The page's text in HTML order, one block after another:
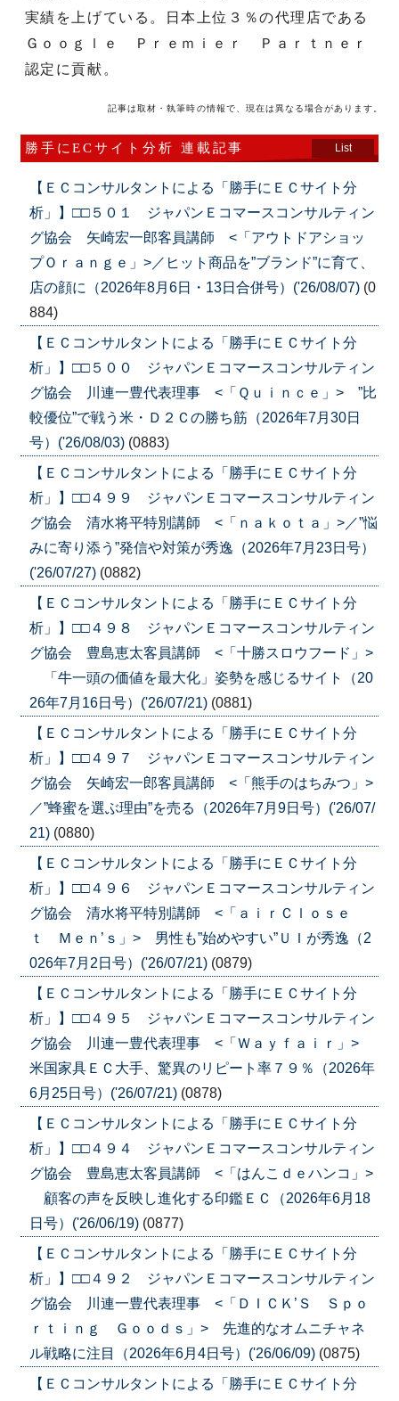
実績を上げている。日本上位３％の代理店である
Ｇｏｏｇｌｅ Ｐｒｅｍｉｅｒ Ｐａｒｔｎｅｒ
認定に貢献。
記事は取材・執筆時の情報で、現在は異なる場合があります。
勝手にECサイト分析 連載記事 List
【ＥＣコンサルタントによる「勝手にＥＣサイト分
析」】□□５０１ ジャパンＥコマースコンサルティン
グ協会 矢崎宏一郎客員講師 <「アウトドアショッ
プＯｒａｎｇｅ」>／ヒット商品を”ブランド”に育て、
店の顔に（2026年8月6日・13日合併号）('26/08/07) (0
884)
【ＥＣコンサルタントによる「勝手にＥＣサイト分
析」】□□５００ ジャパンＥコマースコンサルティン
グ協会 川連一豊代表理事 <「Ｑｕｉｎｃｅ」> ”比
較優位”で戦う米・Ｄ２Ｃの勝ち筋（2026年7月30日
号）('26/08/03) (0883)
【ＥＣコンサルタントによる「勝手にＥＣサイト分
析」】□□４９９ ジャパンＥコマースコンサルティン
グ協会 清水将平特別講師 <「ｎａｋｏｔａ」>／”悩
みに寄り添う”発信や対策が秀逸（2026年7月23日号）
('26/07/27) (0882)
【ＥＣコンサルタントによる「勝手にＥＣサイト分
析」】□□４９８ ジャパンＥコマースコンサルティン
グ協会 豊島恵太客員講師 <「十勝スロウフード」>
「牛一頭の価値を最大化」姿勢を感じるサイト（20
26年7月16日号）('26/07/21) (0881)
【ＥＣコンサルタントによる「勝手にＥＣサイト分
析」】□□４９７ ジャパンＥコマースコンサルティン
グ協会 矢崎宏一郎客員講師 <「熊手のはちみつ」>
／”蜂蜜を選ぶ理由”を売る（2026年7月9日号）('26/07/
21) (0880)
【ＥＣコンサルタントによる「勝手にＥＣサイト分
析」】□□４９６ ジャパンＥコマースコンサルティン
グ協会 清水将平特別講師 <「ａｉｒＣｌｏｓｅ
ｔ Ｍｅｎ’ｓ」> 男性も”始めやすい”ＵＩが秀逸（2
026年7月2日号）('26/07/21) (0879)
【ＥＣコンサルタントによる「勝手にＥＣサイト分
析」】□□４９５ ジャパンＥコマースコンサルティン
グ協会 川連一豊代表理事 <「Ｗａｙｆａｉｒ」>
米国家具ＥＣ大手、驚異のリピート率７９％（2026年
6月25日号）('26/07/21) (0878)
【ＥＣコンサルタントによる「勝手にＥＣサイト分
析」】□□４９４ ジャパンＥコマースコンサルティン
グ協会 豊島恵太客員講師 <「はんこｄｅハンコ」>
顧客の声を反映し進化する印鑑ＥＣ（2026年6月18
日号）('26/06/19) (0877)
【ＥＣコンサルタントによる「勝手にＥＣサイト分
析」】□□４９２ ジャパンＥコマースコンサルティン
グ協会 川連一豊代表理事 <「ＤＩＣＫ’Ｓ Ｓｐｏ
ｒｔｉｎｇ Ｇｏｏｄｓ」> 先進的なオムニチャネ
ル戦略に注目（2026年6月4日号）('26/06/09) (0875)
【ＥＣコンサルタントによる「勝手にＥＣサイト分